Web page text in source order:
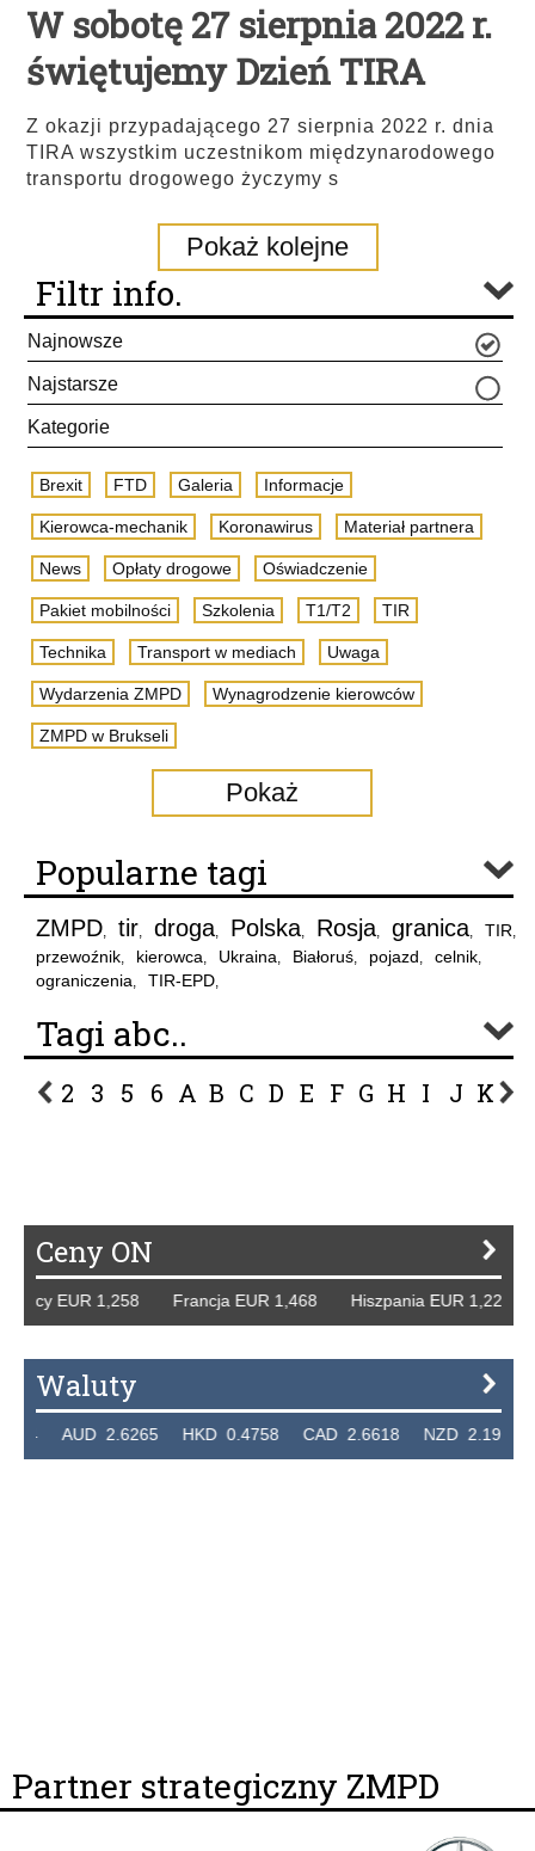
W sobotę 27 sierpnia 2022 r.
świętujemy Dzień TIRA
Z okazji przypadającego 27 sierpnia 2022 r. dnia
TIRA wszystkim uczestnikom międzynarodowego
transportu drogowego życzymy s
Pokaż kolejne
Filtr info.
Najnowsze
Najstarsze
Kategorie
Brexit FTD Galeria Informacje
Kierowca-mechanik Koronawirus Materiał partnera
News Opłaty drogowe Oświadczenie
Pakiet mobilności Szkolenia T1/T2 TIR
Technika Transport w mediach Uwaga
Wydarzenia ZMPD Wynagrodzenie kierowców
ZMPD w Brukseli
Pokaż
Popularne tagi
ZMPD, tir, droga, Polska, Rosja, granica, TIR,
przewoźnik, kierowca, Ukraina, Białoruś, pojazd, celnik,
ograniczenia, TIR-EPD,
Tagi abc..
2 3 5 6 A B C D E F G H I J K L
Ceny ON
EUR 1,258 Francja EUR 1,468 Hiszpania EUR 1,229
Waluty
AUD 2.6265 HKD 0.4758 CAD 2.6618 NZD 2.1914
Partner strategiczny ZMPD